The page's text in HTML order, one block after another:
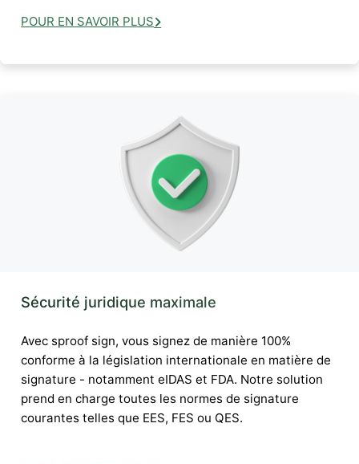
POUR EN SAVOIR PLUS
Sécurité juridique maximale
Avec sproof sign, vous signez de manière 100%
conforme à la législation internationale en matière de
signature - notamment eIDAS et FDA. Notre solution
prend en charge toutes les normes de signature
courantes telles que EES, FES ou QES.